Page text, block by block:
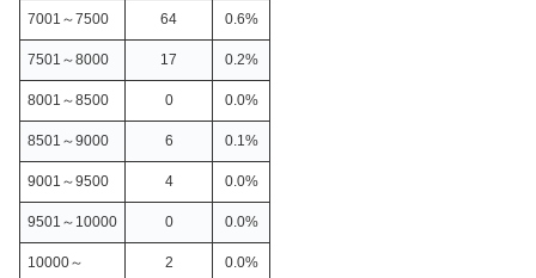
7001～7500 64 0.6%
7501～8000 17 0.2%
8001～8500 0 0.0%
8501～9000 6 0.1%
9001～9500 4 0.0%
9501～10000 0 0.0%
10000～ 2 0.0%